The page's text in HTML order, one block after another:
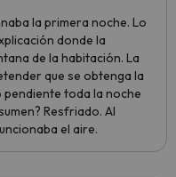
la primera noche. Lo
donde la
de la habitación. La
que se obtenga la
toda la noche
Resfriado. Al
el aire.